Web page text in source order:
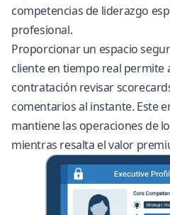
competencias de liderazgo
profesional.
Proporcionar un espacio
cliente en tiempo real permite
contratación revisar
comentarios al instante. Este
mantiene las operaciones de
mientras resalta el valor